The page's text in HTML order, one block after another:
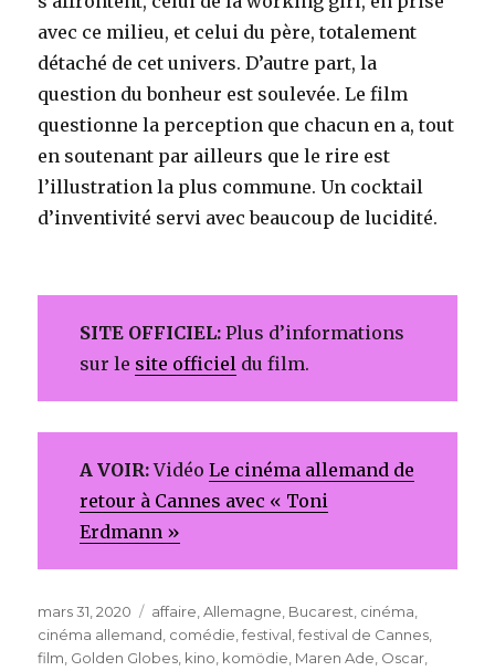
avec ce milieu, et celui du père, totalement
détaché de cet univers. D’autre part, la
question du bonheur est soulevée. Le film
questionne la perception que chacun en a, tout
en soutenant par ailleurs que le rire est
l’illustration la plus commune. Un cocktail
d’inventivité servi avec beaucoup de lucidité.
SITE OFFICIEL: Plus d’informations
sur le site officiel du film.
A VOIR:VidéoLe cinéma allemand de
retour à Cannes avec « Toni
Erdmann »
Publié
le
mars 31, 2020 Étiquettes
affaire ,Allemagne Bucarest cinéma
cinéma allemand comédie ,festival ,festival de Cannes
film Golden Globes kino komödie Maren Ade Oscar